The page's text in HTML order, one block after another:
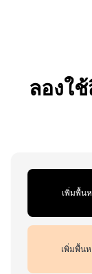
ลองใ
เพิ่มพื้น
เพิ่มพื้น